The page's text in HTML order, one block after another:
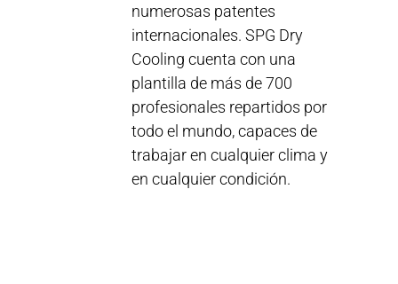
numerosas patentes
internacionales. SPG Dry
Cooling cuenta con una
plantilla de más de 700
profesionales repartidos por
todo el mundo, capaces de
trabajar en cualquier clima y
en cualquier condición.